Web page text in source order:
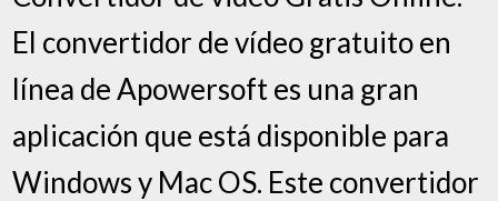
El convertidor de vídeo gratuito en
línea de Apowersoft es una gran
aplicación que está disponible para
Windows y Mac OS. Este convertidor